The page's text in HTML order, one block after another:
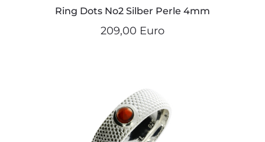
Ring Dots No2 Silber Perle 4mm
209,00 Euro